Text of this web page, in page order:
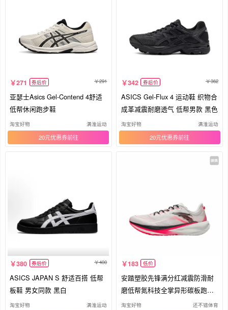
271 券后价 291
亚瑟士Asics Gel-Contend 4舒适
低帮休闲跑步鞋
淘宝好物 满淮运动
20元优惠券
342 券后价 362
ASICS Gel-Flux 4 运动鞋 织物合
成革减震耐磨透气 低帮男款 黑色
淘宝好物 满淮运动
20元优惠券
380 券后价 400
ASICS JAPAN S 舒适百搭 低帮
板鞋 男女同款 黑白
淘宝好物 满淮运动
183 低价
安踏塑胶先锋满分红减震防滑耐
磨低帮氮科技全掌异形碳板跑步
鞋
淘宝好物 还不错体育